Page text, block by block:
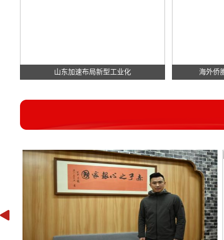
山东加速布局新型工业化 海外侨